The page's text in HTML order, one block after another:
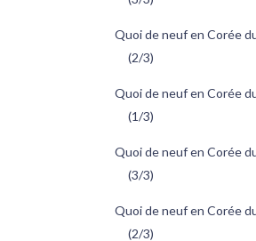
Quoi de neuf en Corée
(2/3)
Quoi de neuf en Corée
(1/3)
Quoi de neuf en Corée
(3/3)
Quoi de neuf en Corée
(2/3)